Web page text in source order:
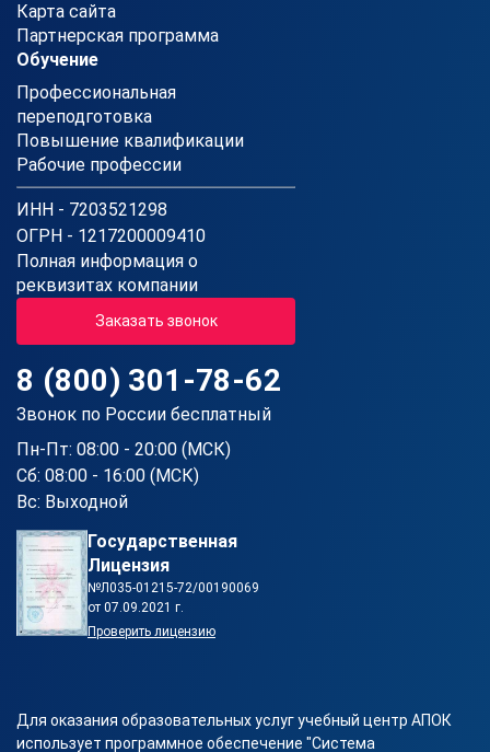
Карта сайта
Партнерская программа
Обучение
Профессиональная
переподготовка
Повышение квалификации
Рабочие профессии
ИНН - 7203521298
ОГРН - 1217200009410
Полная информация о
реквизитах компании
Заказать звонок
8 (800) 301-78-62
Звонок по России бесплатный
Пн-Пт: 08:00 - 20:00 (МСК)
Сб: 08:00 - 16:00 (МСК)
Вс: Выходной
Государственная
Лицензия
№Л035-01215-72/00190069
от 07.09.2021 г.
Проверить лицензию
Для оказания образовательных услуг учебный центр АПОК
использует программное обеспечение "Система